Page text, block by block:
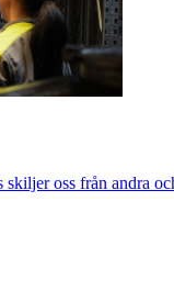
skiljer oss från andra